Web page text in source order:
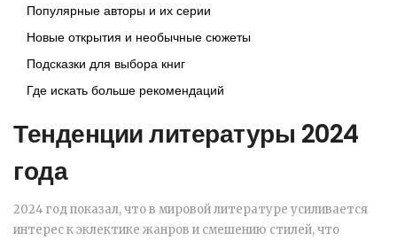
Популярные авторы и их серии
Новые открытия и необычные сюжеты
Подсказки для выбора книг
Где искать больше рекомендаций
Тенденции литературы 2024
года
2024 год показал, что в мировой литературе усиливается
интерес к эклектике жанров и смешению стилей, что